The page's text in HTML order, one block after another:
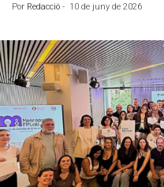
Por Redacció - 10 de juny de 2026